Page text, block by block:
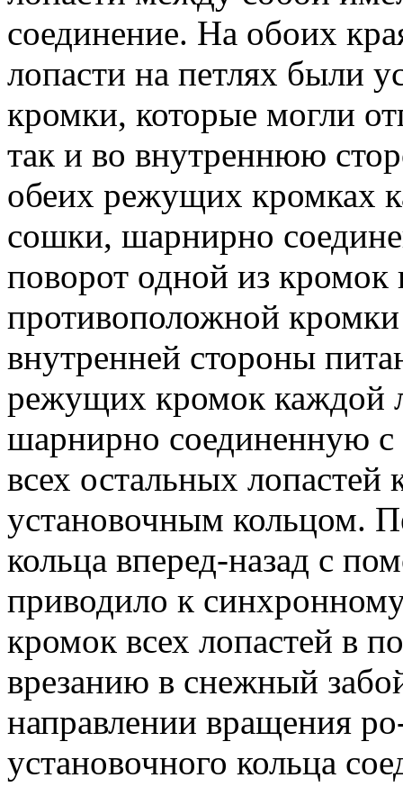
соединение. На обоих
лопасти на петлях были
кромки, которые могли
так и во внутреннюю
обеих режущих кромках
сошки, шарнирно
поворот одной из кромок
противоположной
внутренней стороны
режущих кромок каждой
шарнирно соединенную
всех остальных лопастей
установочным кольцом.
кольца вперед-назад с
приводило к
кромок всех лопастей в
врезанию в снежный
направлении вращения
установочного кольца